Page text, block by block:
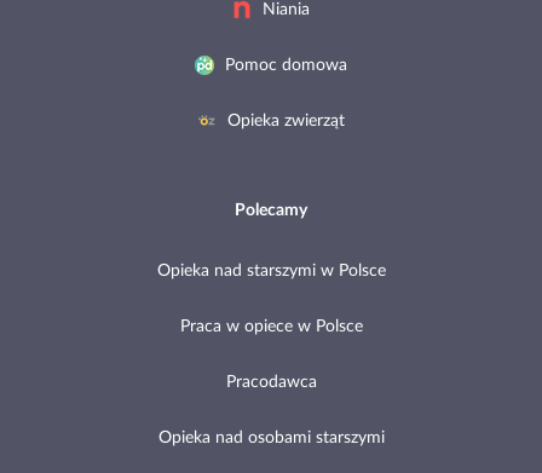
Niania
Pomoc domowa
Opieka zwierząt
Polecamy
Opieka nad starszymi w Polsce
Praca w opiece w Polsce
Pracodawca
Opieka nad osobami starszymi